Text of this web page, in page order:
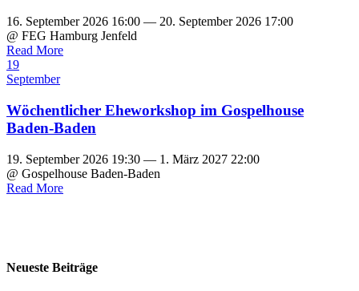
16. September 2026 16:00 — 20. September 2026 17:00
@ FEG Hamburg Jenfeld
Read More
19
September
Wöchentlicher Eheworkshop im Gospelhouse
Baden-Baden
19. September 2026 19:30 — 1. März 2027 22:00
@ Gospelhouse Baden-Baden
Read More
Neueste Beiträge